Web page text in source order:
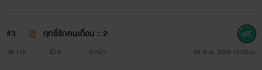
ตัวละคร
#3 ฤทธิ์รักคนเถื่อน :: 2
11k 6 0 หน้า 04 พ.ย. 2559 17:20 น.